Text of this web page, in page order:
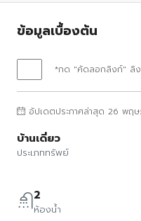
ข้อมูลเบื้องต้น
*กด "คัดลอกลิงก์" ลิง
อัปเดตประกาศล่าสุด 26 พฤ
บ้านเดี่ยว
ประเภททรัพย์
2
ห้องน้ำ